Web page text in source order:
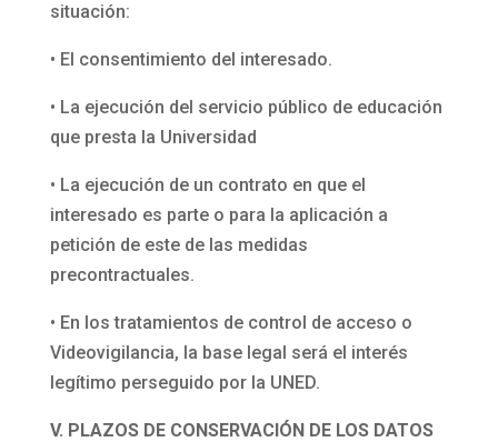
situación:
• El consentimiento del interesado.
• La ejecución del servicio público de educación
que presta la Universidad
• La ejecución de un contrato en que el
interesado es parte o para la aplicación a
petición de este de las medidas
precontractuales.
• En los tratamientos de control de acceso o
Videovigilancia, la base legal será el interés
legítimo perseguido por la UNED.
V. PLAZOS DE CONSERVACIÓN DE LOS DATOS